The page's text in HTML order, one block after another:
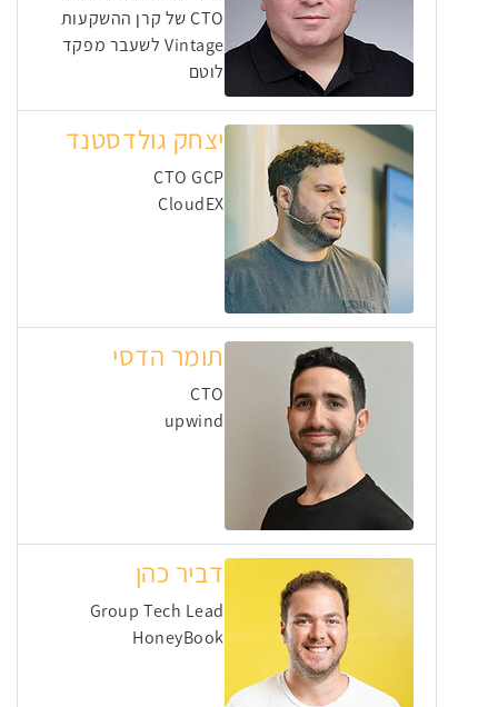
CTO של קרן ההשקעות
Vintage לשעבר מפקד
לוטם
יצחק גולדסטנד
CTO GCP
CloudEX
תומר הדסי
CTO
upwind
דביר כהן
Group Tech Lead
HoneyBook